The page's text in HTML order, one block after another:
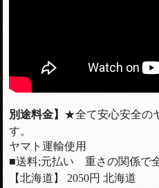
別途料金】 ★全て安心安全の
す。
ヤマト運輸使用
■送料;元払い 重さの関係で
【北海道】 2050円 北海道